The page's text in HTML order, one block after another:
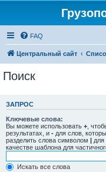
FAQ
Центральный сайт
Поиск
ЗАПРОС
Ключевые слова:
Вы можете использовать + ,
результатах, и - для слов,
разделить слова символом | для
качестве шаблона для
Искать все слова